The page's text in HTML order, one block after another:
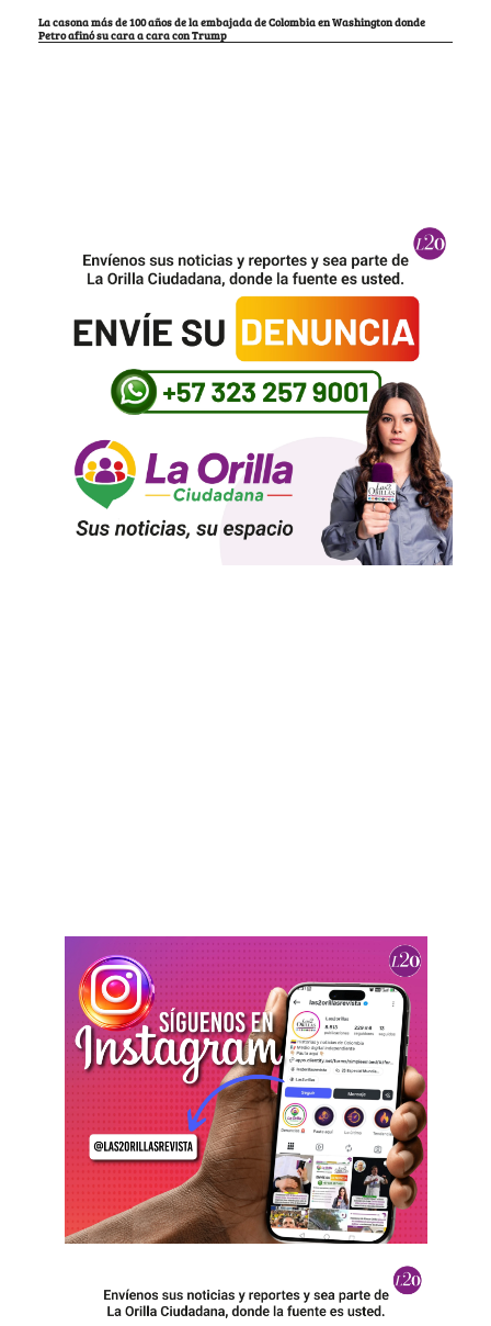
La casona más de 100 años de la embajada de Colombia en Washington donde
Petro afinó su cara a cara con Trump